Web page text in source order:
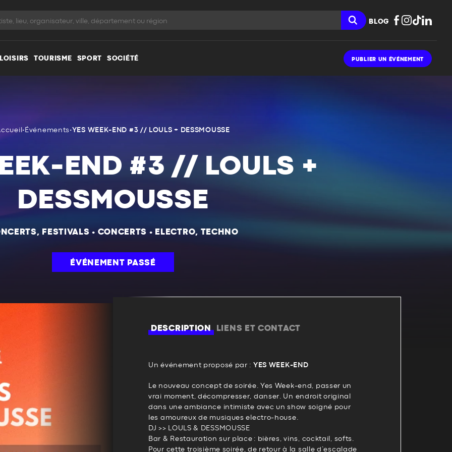
BLOG
LOISIRS TOURISME SPORT SOCIÉTÉ PUBLIER UN ÉVÉNEMENT
• Événements•YES WEEK-END #3 // LOULS + DESSMOUSSE
END #3 // LOULS +
DESSMOUSSE
FESTIVALS • CONCERTS • ELECTRO, TECHNO
ÉVÉNEMENT PASSÉ
DESCRIPTION LIENS ET CONTACT
Un événement proposé par : YES WEEK-END
Le nouveau concept de soirée. Yes Week-end, passer un
vrai moment, décompresser, danser. Un endroit original
dans une ambiance intimiste avec un show soigné pour
les amoureux de musiques electro-house.
DJ >> LOULS & DESSMOUSSE
Bar & Restauration sur place : bières, vins, cocktail, softs.
Pour cette troisième soirée, de retour à la salle d’escalade